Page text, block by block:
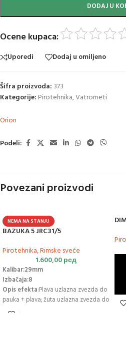
DODAJ U
Ocene kupaca:
Uporedi Dodaj u omiljeno
Šifra proizvoda: 373
Kategorije: Pirotehnika,Vatrometi
Orion
Podeli:
Povezani proizvodi
NEMA NA STANJU
BAZUKA 5 JRC31/5
Pirotehnika,Rimske sveće
1.600,00рсд
Kalibar:29mm
Izbačaja:8
Opis efekta:Plava uzlazna zvezda do
pauka + plava; žuta uzlazna zvezda do
žute i bele strob peonije; brokatni rep